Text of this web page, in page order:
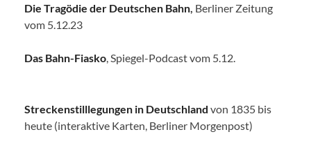
Die Tragödie der Deutschen Bahn Berliner Zeitung
vom 5.12.23
Das Bahn-Fiasko , Spiegel-Podcast vom 5.12.
Streckenstilllegungen in Deutschland von 1835 bis
heute (interaktive Karten, Berliner Morgenpost)